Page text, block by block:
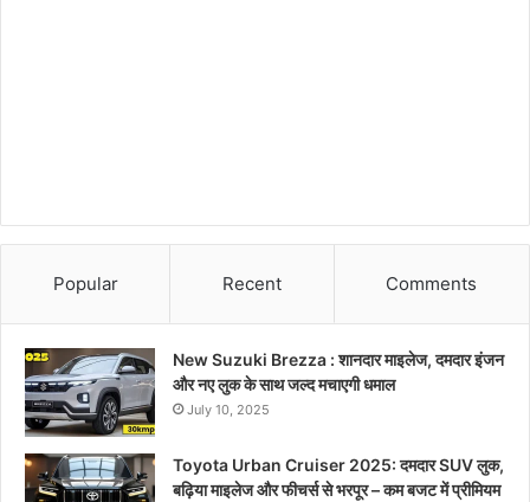
Popular Recent Comments
New Suzuki Brezza : शानदार माइलेज, दमदार इंजन
और नए लुक के साथ जल्द मचाएगी धमाल
July 10, 2025
Toyota Urban Cruiser 2025: दमदार SUV लुक,
बढ़िया माइलेज और फीचर्स से भरपूर – कम बजट में प्रीमियम